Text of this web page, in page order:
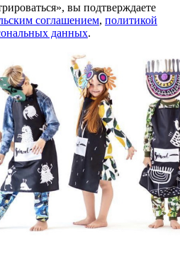
вы подтверждаете
соглашением, политикой
данных.